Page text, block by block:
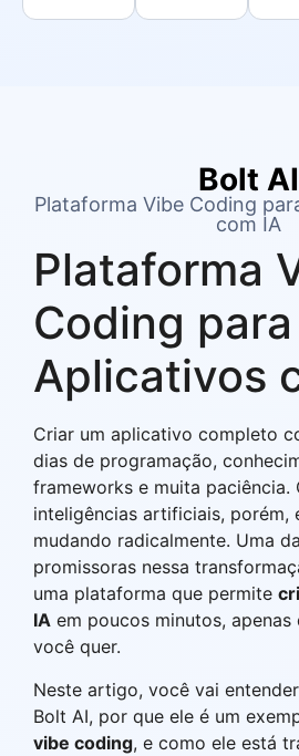
Bolt AI
Plataforma Vibe Coding
com IA
Plataforma
Coding
Aplicativos
Criar um aplicativo completo
dias de programação,
frameworks e muita paciência.
inteligências artificiais, porém,
mudando radicalmente. Uma
promissoras nessa
uma plataforma que permite
IA em poucos minutos,
você quer.
Neste artigo, você vai
Bolt AI, por que ele é um
vibe coding, e como ele está